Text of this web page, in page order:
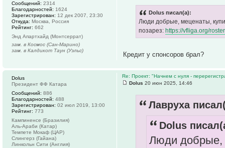
Dolus писал(а):
Люди добрые, меценаты,
позарез: https://vfliga.org/
Кредит у спонсоров брал?
Сообщений: 2314
Благодарностей: 1624
Зарегистрирован: 12 дек 2007, 23:30
Откуда: Москва, Россия
Рейтинг: 662
Энд Апартхайд (Монтсеррат)
зам. в Космос (Сан-Марино)
зам. в Калдикот Таун (Уэльс)
Re: Проект: "Начнем с нуля -
Dolus 20 июн 2025, 14:46
Лавруха
Dolus
Люди добрые,
Dolus
Президент ФФ Катара
Сообщений: 886
Благодарностей: 488
Зарегистрирован: 02 июл 2019, 13:00
Рейтинг: 773
Кампиненсе (Бразилия)
Аль-Араби (Катар)
Темпете Мокаф (ЦАР)
Слингерз (Гайана)
Линкольн Сити (Англия)